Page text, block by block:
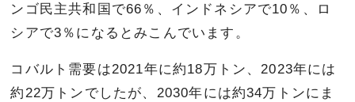
ンゴ民主共和国で66％、インドネシアで10％、ロ
シアで3％になるとみこんでいます。
コバルト需要は2021年に約18万トン、2023年には
約22万トンでしたが、2030年には約34万トンにま